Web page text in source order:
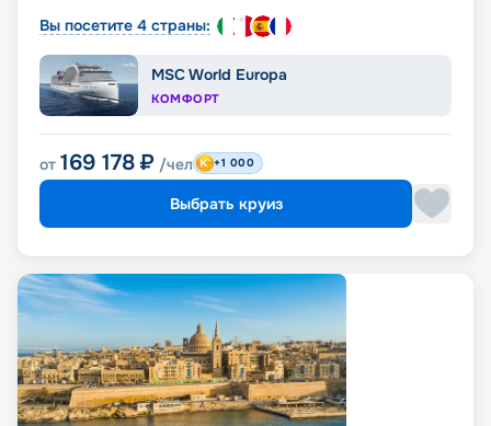
Вы посетите 4 страны:
MSC World Europa
КОМФОРТ
от 169 178 ₽ /чел +1 000
Выбрать круиз